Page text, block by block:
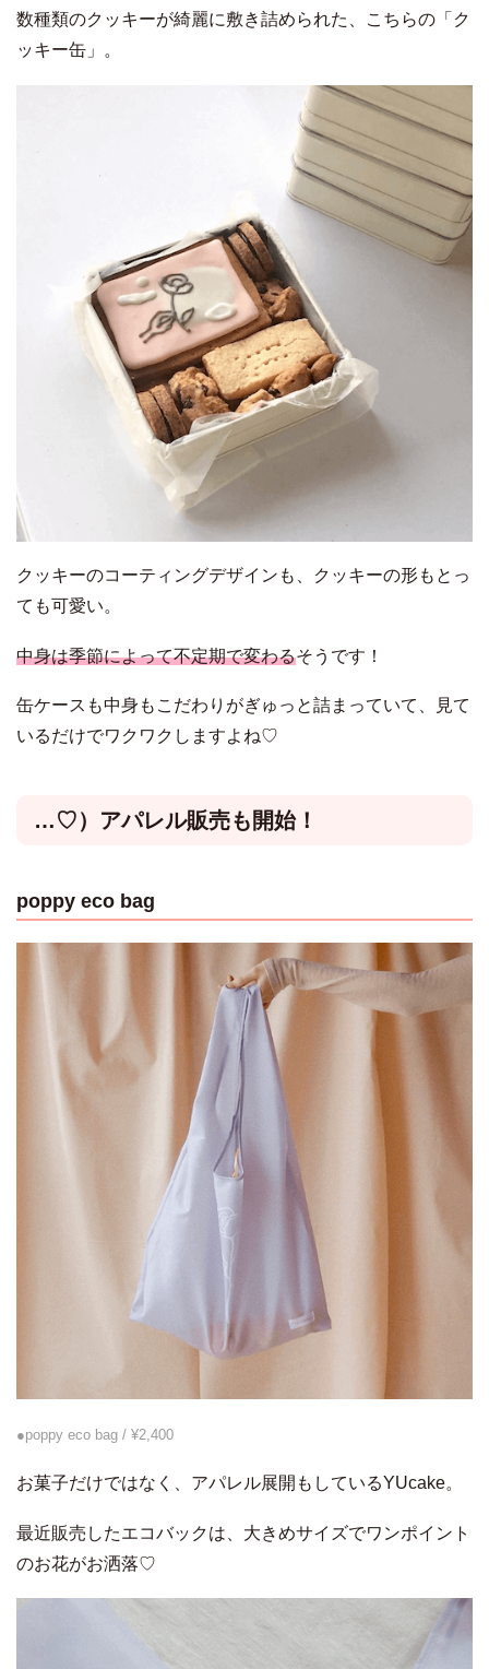
数種類のクッキーが綺麗に敷き詰められた、こちらの「ク
ッキー缶」。
クッキーのコーティングデザインも、クッキーの形もとっ
ても可愛い。
中身は季節によって不定期で変わるそうです！
缶ケースも中身もこだわりがぎゅっと詰まっていて、見て
いるだけでワクワクしますよね♡
…♡）アパレル販売も開始！
poppy eco bag
●poppy eco bag / ¥2,400
お菓子だけではなく、アパレル展開もしているYUcake。
最近販売したエコバックは、大きめサイズでワンポイント
のお花がお洒落♡